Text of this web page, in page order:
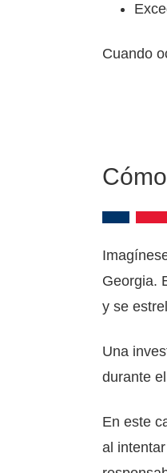
Cuando
Georgia.
y se
Una
durante
En este
al